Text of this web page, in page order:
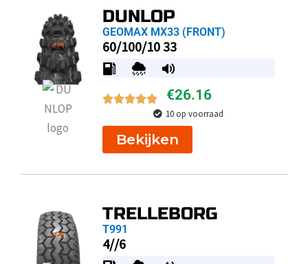
DUNLOP
GEOMAX MX33 (FRONT)
60/100/10 33
€26.16
10 op voorraad
Bekijken
TRELLEBORG
T991
4//6